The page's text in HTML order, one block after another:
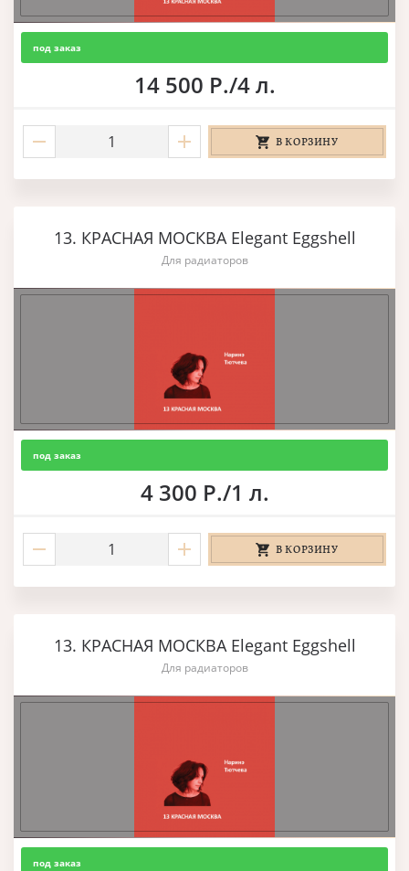
под заказ
14 500 Р./4 л.
В КОРЗИНУ
13. КРАСНАЯ МОСКВА Elegant Eggshell
Для радиаторов
под заказ
4 300 Р./1 л.
В КОРЗИНУ
13. КРАСНАЯ МОСКВА Elegant Eggshell
Для радиаторов
под заказ